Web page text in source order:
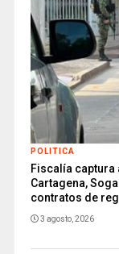
POLITICA
Fiscalía captura
Cartagena,
contratos de
3 agosto, 2026